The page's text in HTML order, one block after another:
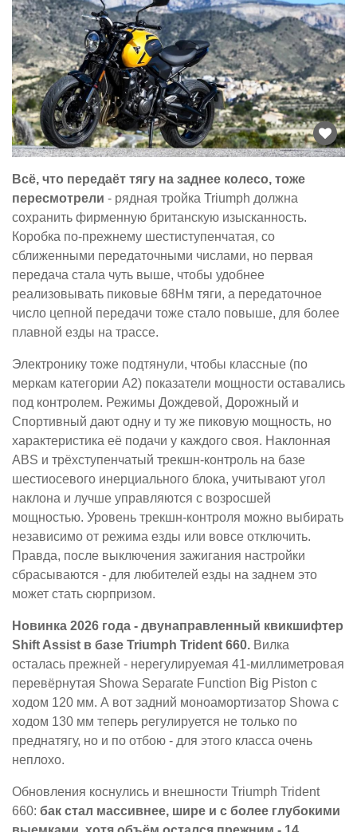
Всё, что передаёт тягу на заднее колесо, тоже
пересмотрели - рядная тройка Triumph должна
сохранить фирменную британскую изысканность.
Коробка по-прежнему шестиступенчатая, со
сближенными передаточными числами, но первая
передача стала чуть выше, чтобы удобнее
реализовывать пиковые 68Нм тяги, а передаточное
число цепной передачи тоже стало повыше, для более
плавной езды на трассе.
Электронику тоже подтянули, чтобы классные (по
меркам категории A2) показатели мощности оставались
под контролем. Режимы Дождевой, Дорожный и
Спортивный дают одну и ту же пиковую мощность, но
характеристика её подачи у каждого своя. Наклонная
ABS и трёхступенчатый трекшн-контроль на базе
шестиосевого инерциального блока, учитывают угол
наклона и лучше управляются с возросшей
мощностью. Уровень трекшн-контроля можно выбирать
независимо от режима езды или вовсе отключить.
Правда, после выключения зажигания настройки
сбрасываются - для любителей езды на заднем это
может стать сюрпризом.
Новинка 2026 года - двунаправленный квикшифтер
Shift Assist в базе Triumph Trident 660. Вилка
осталась прежней - нерегулируемая 41-миллиметровая
перевёрнутая Showa Separate Function Big Piston с
ходом 120 мм. А вот задний моноамортизатор Showa с
ходом 130 мм теперь регулируется не только по
преднатягу, но и по отбою - для этого класса очень
неплохо.
Обновления коснулись и внешности Triumph Trident
660: бак стал массивнее, шире и с более глубокими